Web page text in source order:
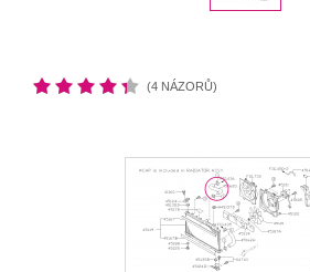
(4 NÁZORŮ)